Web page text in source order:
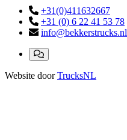
+31(0)411632667
+31 (0) 6 22 41 53 78
info@bekkerstrucks.nl
Website door TrucksNL